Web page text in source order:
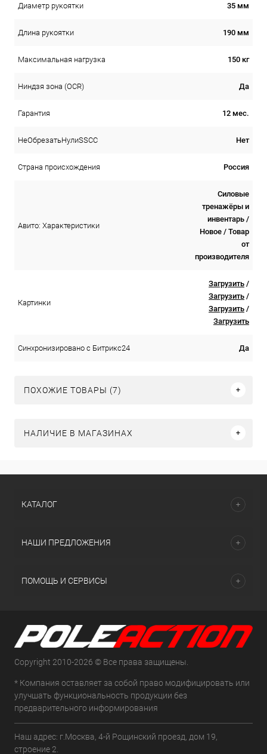
Диаметр рукоятки 35 мм
Длина рукоятки 190 мм
Максимальная нагрузка 150 кг
Ниндзя зона (OCR) Да
Гарантия 12 мес.
НеОбрезатьНулиSSCC Нет
Страна происхождения Россия
Авито: Характеристики
Силовые
тренажёры и
инвентарь /
Новое / Товар
от
производителя
Картинки
Загрузить /
Загрузить /
Загрузить /
Загрузить
Синхронизировано с Битрикс24 Да
ПОХОЖИЕ ТОВАРЫ (7)
НАЛИЧИЕ В МАГАЗИНАХ
КАТАЛОГ
НАШИ ПРЕДЛОЖЕНИЯ
ПОМОЩЬ И СЕРВИСЫ
Copyright 2010-2026 © Все права защищены.
* Компания оставляет за собой право модифицировать или
улучшать функциональность продукции без
предварительного информирования
Наш адрес: г.Москва, 4-й Рощинский проезд, дом 19,
строение 2.